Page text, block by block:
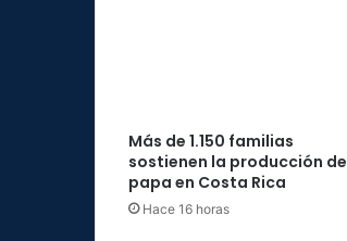
Más de 1.150 familias
sostienen la producción de
papa en Costa Rica
Hace 16 horas